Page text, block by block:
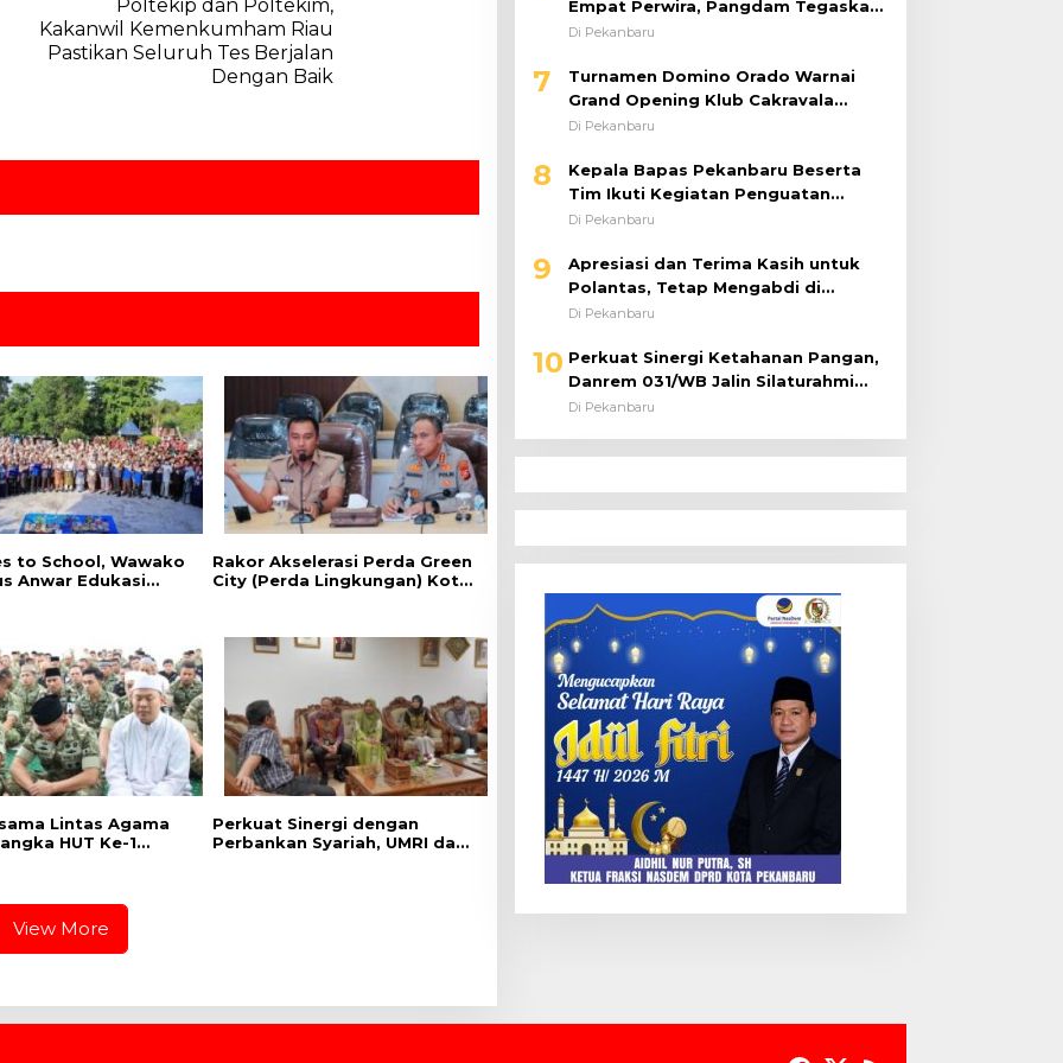
Poltekip dan Poltekim,
Kakanwil Kemenkumham Riau
Pastikan Seluruh Tes Berjalan
Dengan Baik
to School, ‎Wawako
Anwar Edukasi
Rakor Akselerasi Perda Green
City (Perda Lingkungan) Kota
Pekanbaru dan Tim Pakar
Lintas Agama
HUT Ke-1
Perkuat Sinergi dengan
Perbankan Syariah, UMRI dan
View More
Empat Perwira, Pangdam Tegaskan
Regenerasi untuk Perkuat Kinerja
Di Pekanbaru
7
Turnamen Domino Orado Warnai
Grand Opening Klub Cakravala
Pekanbaru
Di Pekanbaru
8
Kepala Bapas Pekanbaru Beserta
Tim Ikuti Kegiatan Penguatan
Tugas dan Fungsi serta Paparan
Di Pekanbaru
9
Apresiasi dan Terima Kasih untuk
Polantas, Tetap Mengabdi di
Tengah Guyuran Hujan
Di Pekanbaru
10 Perkuat Sinergi Ketahanan Pangan,
Danrem 031/WB Jalin Silaturahmi
dengan Pimwil Bulog Riau dan Kepri
Di Pekanbaru